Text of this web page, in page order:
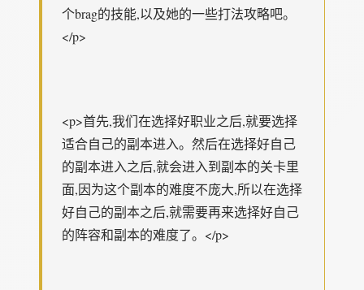
个brag的技能,以及她的一些打法攻略吧。
</p>
<p>首先,我们在选择好职业之后,就要选择
适合自己的副本进入。然后在选择好自己
的副本进入之后,就会进入到副本的关卡里
面,因为这个副本的难度不庞大,所以在选择
好自己的副本之后,就需要再来选择好自己
的阵容和副本的难度了。</p>